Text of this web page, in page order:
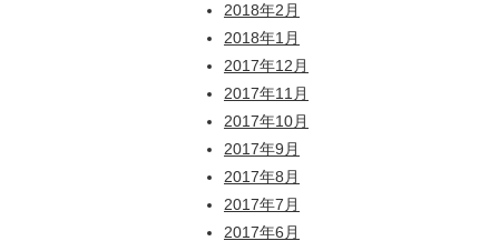
2018年2月
2018年1月
2017年12月
2017年11月
2017年10月
2017年9月
2017年8月
2017年7月
2017年6月